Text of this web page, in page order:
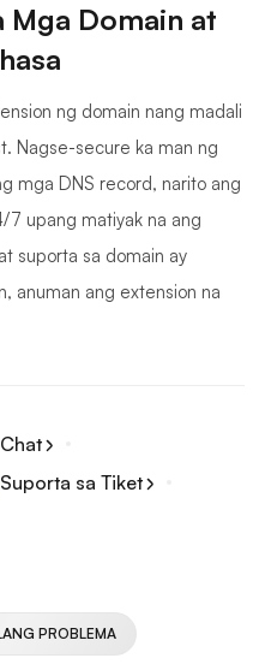
Mga Domain at
ng domain nang madali
Nagse-secure ka man ng
mga DNS record, narito ang
7 upang matiyak na ang
suporta sa domain ay
anuman ang extension na
Suporta sa Tiket
PROBLEMA